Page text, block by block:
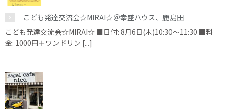
こども発達交流会☆MIRAI☆＠幸盛ハウス、鹿島田
こども発達交流会☆MIRAI☆ ■日付: 8月6日(木)10:30～11:30 ■料
金: 1000円＋ワンドリン [...]